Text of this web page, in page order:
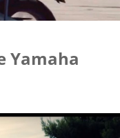
Yamaha